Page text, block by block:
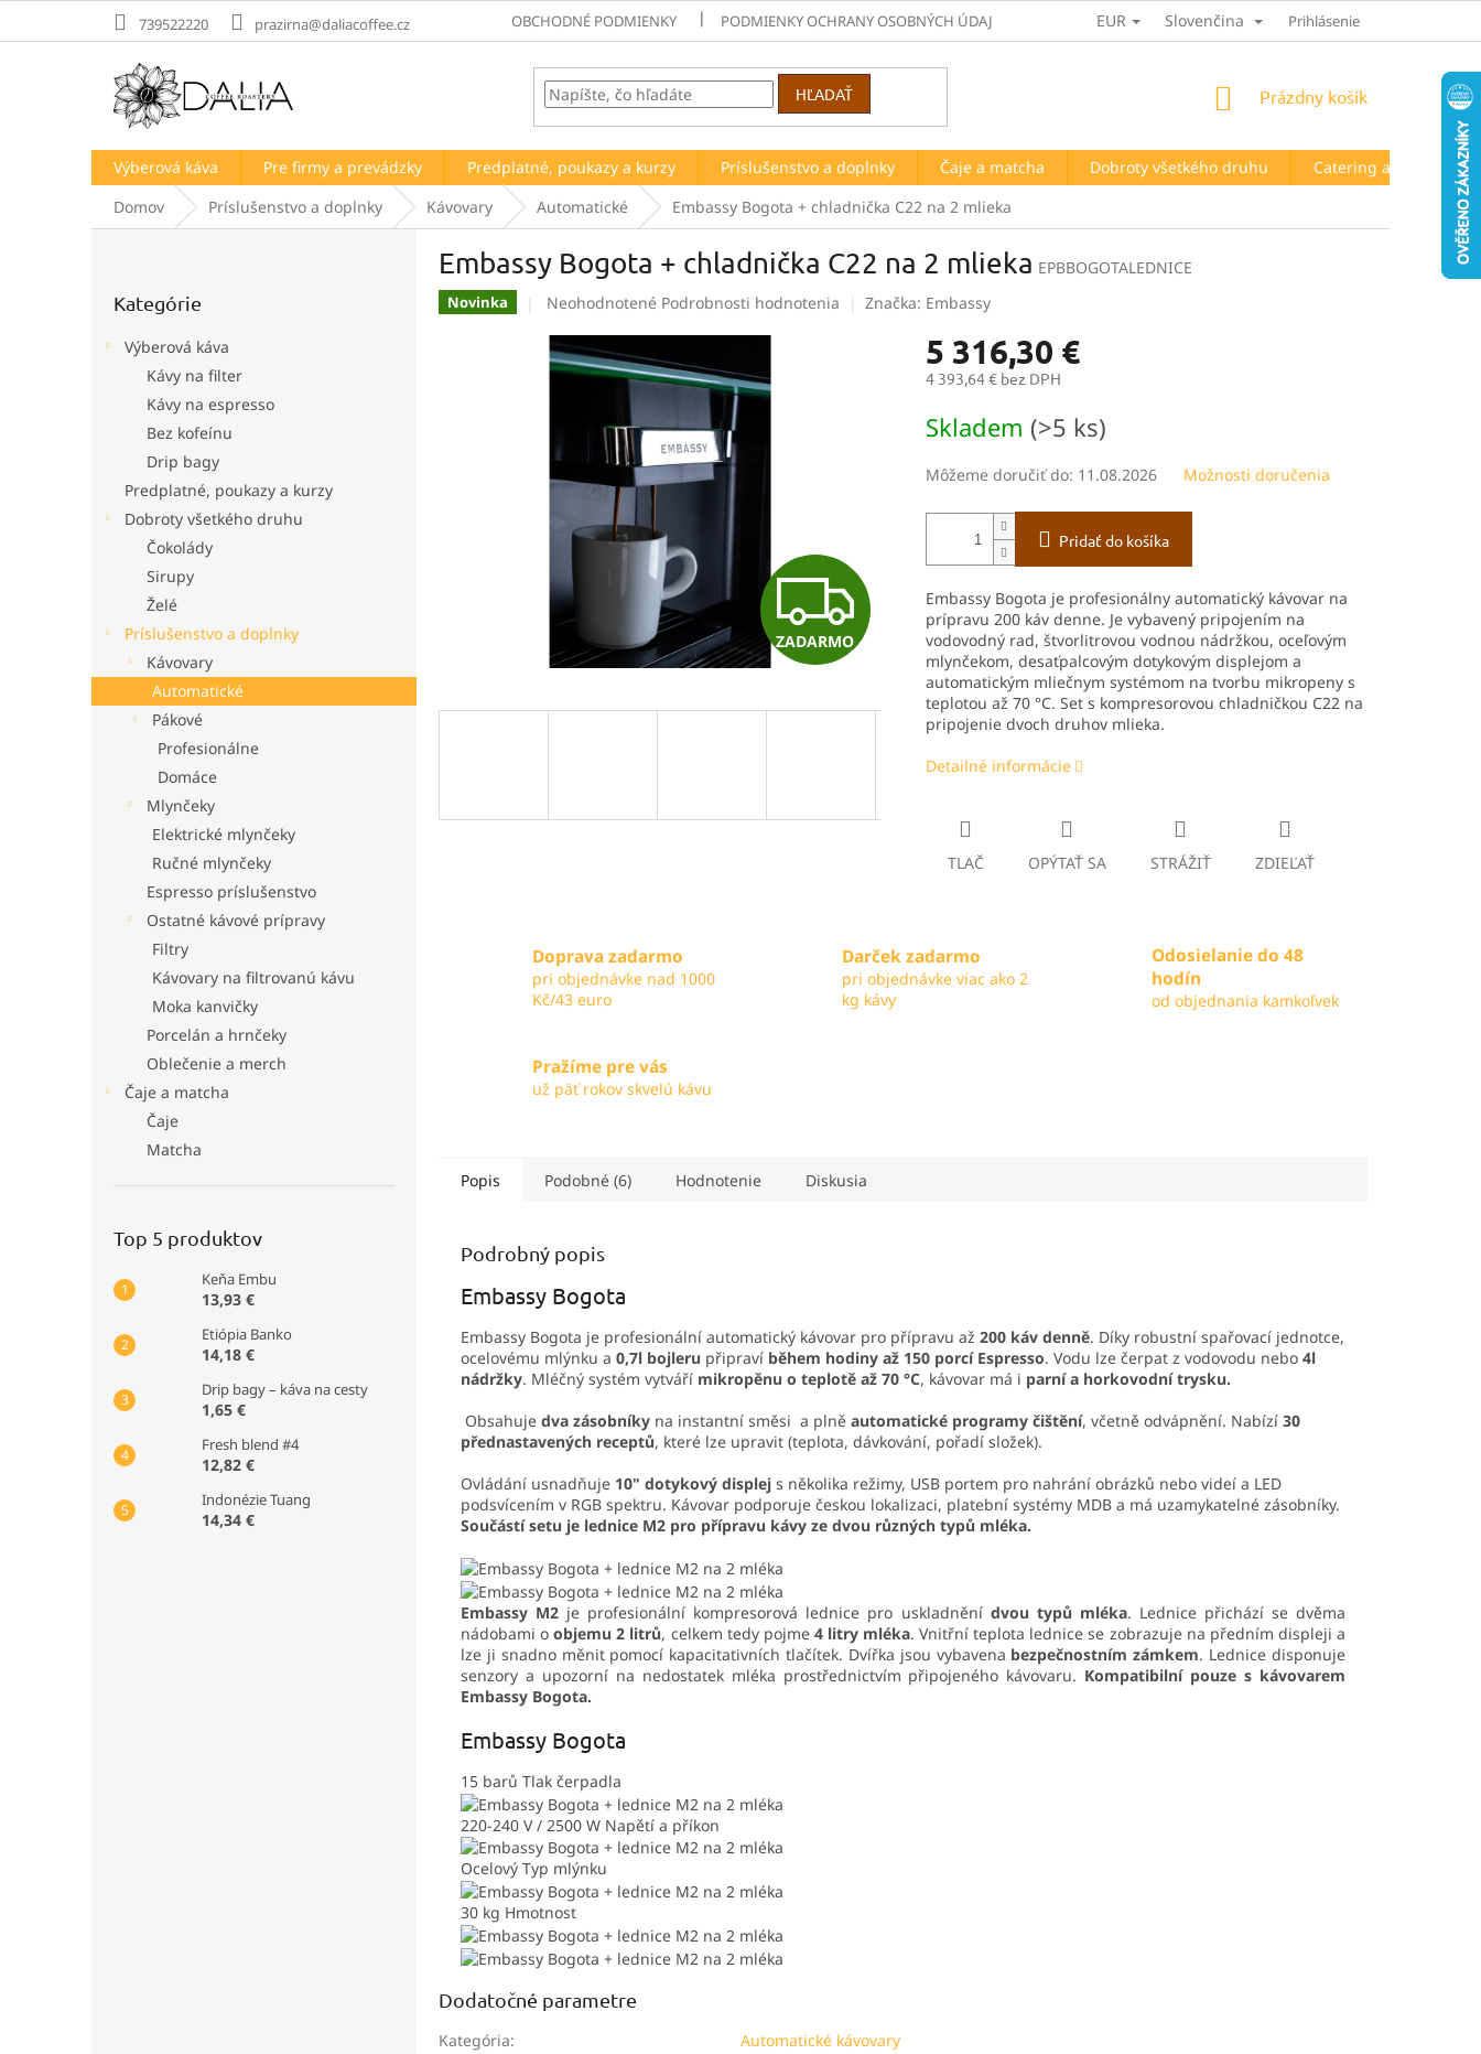
739522220 prazirna@daliacoffee.cz OBCHODNÉ PODMIENKY PODMIENKY OCHRANY OSOBNÝCH ÚDAJOV HODNOTENIE OBCHODU
EUR Slovenčina Prihlásenie
HĽADAŤ
NÁKUPNÝ
Prázdny košík
Výberová káva Pre firmy a prevádzky Predplatné, poukazy a kurzy Príslušenstvo a doplnky Čaje a matcha Dobroty všetkého druhu
Catering a prenájom
Domov
Príslušenstvo a doplnky Kávovary Automatické Embassy Bogota + chladnička C22 na 2 mlieka
kategórie
Kategórie
Výberová káva
Kávy na filter
Kávy na espresso
Bez kofeínu
Drip bagy
Predplatné, poukazy a kurzy
Dobroty všetkého druhu
Čokolády
Sirupy
Želé
Príslušenstvo a doplnky
Kávovary
Automatické
Pákové
Profesionálne
Domáce
Mlynčeky
Elektrické mlynčeky
Ručné mlynčeky
Espresso príslušenstvo
Ostatné kávové prípravy
Filtry
Kávovary na filtrovanú kávu
Moka kanvičky
Porcelán a hrnčeky
Oblečenie a merch
Čaje a matcha
Čaje
Matcha
Top 5 produktov
Keňa Embu
13,93 €
Etiópia Banko
14,18 €
Drip bagy – káva na cesty
1,65 €
Fresh blend #4
12,82 €
Indonézie Tuang
14,34 €
Embassy Bogota + chladnička C22 na 2 mlieka EPBBOGOTALEDNICE
Novinka
Priemerné
produktu
je
hviezdičiek.
Neohodnotené Podrobnosti hodnotenia Značka: Embassy
Z
A
A
M
ZADARMO
5 316,30 €
4 393,64 € bez DPH
cena:
Skladem (>5 ks)
Môžeme doručiť do: 11.08.2026 Možnosti doručenia
Pridať do košíka
Embassy Bogota je profesionálny automatický kávovar na
prípravu 200 káv denne. Je vybavený pripojením na
vodovodný rad, štvorlitrovou vodnou nádržkou, oceľovým
mlynčekom, desaťpalcovým dotykovým displejom a
automatickým mliečnym systémom na tvorbu mikropeny s
teplotou až 70 °C. Set s kompresorovou chladničkou C22 na
pripojenie dvoch druhov mlieka.
Detailné informácie
TLAČ OPÝTAŤ SA STRÁŽIŤ ZDIEĽAŤ
Doprava zadarmo
pri objednávke nad 1000
Kč/43 euro
Darček zadarmo
pri objednávke viac ako 2
kg kávy
Odosielanie do 48
hodín
od objednania kamkoľvek
Pražíme pre vás
už päť rokov skvelú kávu
Popis Podobné (6) Hodnotenie Diskusia
Podrobný popis
Embassy Bogota
Embassy Bogota je profesionální automatický kávovar pro přípravu až 200 káv denně. Díky robustní spařovací jednotce,
ocelovému mlýnku a 0,7l bojleru připraví během hodiny až 150 porcí Espresso. Vodu lze čerpat z vodovodu nebo 4l
nádržky. Mléčný systém vytváří mikropěnu o teplotě až 70 °C, kávovar má i parní a horkovodní trysku.
Obsahuje dva zásobníky na instantní směsi a plně automatické programy čištění, včetně odvápnění. Nabízí 30
přednastavených receptů, které lze upravit (teplota, dávkování, pořadí složek).
Ovládání usnadňuje 10" dotykový displej s několika režimy, USB portem pro nahrání obrázků nebo videí a LED
podsvícením v RGB spektru. Kávovar podporuje českou lokalizaci, platební systémy MDB a má uzamykatelné zásobníky.
Součástí setu je lednice M2 pro přípravu kávy ze dvou různých typů mléka.
Embassy M2 je profesionální kompresorová lednice pro uskladnění dvou typů mléka. Lednice přichází se dvěma
nádobami oobjemu 2 litrů, celkem tedy pojme 4 litry mléka. Vnitřní teplota lednice se zobrazuje na předním displeji a
lze ji snadno měnit pomocí kapacitativních tlačítek. Dvířka jsou vybavena bezpečnostním zámkem. Lednice disponuje
senzory a upozorní na nedostatek mléka prostřednictvím připojeného kávovaru. Kompatibilní pouze s kávovarem
Embassy Bogota.
Embassy Bogota
15 barů Tlak čerpadla
220-240 V / 2500 W Napětí a příkon
Ocelový Typ mlýnku
30 kg Hmotnost
Dodatočné parametre
Kategória:
Automatické kávovary